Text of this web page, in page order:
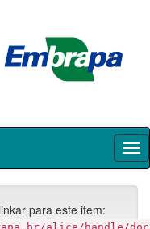
para este item: